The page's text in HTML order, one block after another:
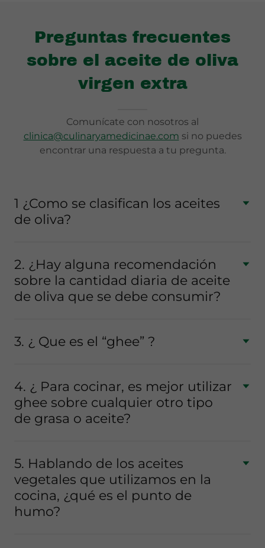
Preguntas frecuentes
sobre el aceite de oliva
virgen extra
Comunícate con nosotros al
clinica@culinaryamedicinae.com si no puedes
encontrar una respuesta a tu pregunta.
1 ¿Como se clasifican los aceites
de oliva?
2. ¿Hay alguna recomendación
sobre la cantidad diaria de aceite
de oliva que se debe consumir?
3. ¿ Que es el “ghee” ?
4. ¿ Para cocinar, es mejor utilizar
ghee sobre cualquier otro tipo
de grasa o aceite?
5. Hablando de los aceites
vegetales que utilizamos en la
cocina, ¿qué es el punto de
humo?